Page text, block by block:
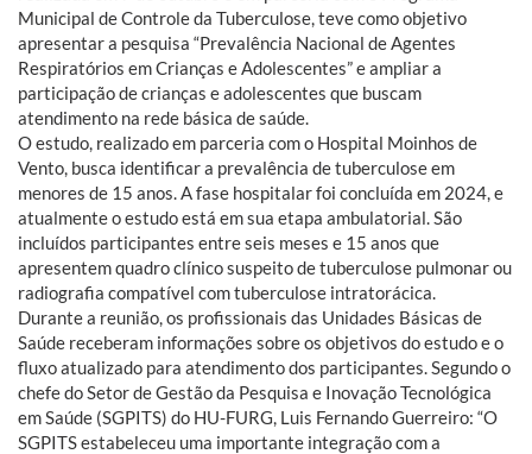
Municipal de Controle da Tuberculose, teve como objetivo
apresentar a pesquisa “Prevalência Nacional de Agentes
Respiratórios em Crianças e Adolescentes” e ampliar a
participação de crianças e adolescentes que buscam
atendimento na rede básica de saúde.
O estudo, realizado em parceria com o Hospital Moinhos de
Vento, busca identificar a prevalência de tuberculose em
menores de 15 anos. A fase hospitalar foi concluída em 2024, e
atualmente o estudo está em sua etapa ambulatorial. São
incluídos participantes entre seis meses e 15 anos que
apresentem quadro clínico suspeito de tuberculose pulmonar ou
radiografia compatível com tuberculose intratorácica.
Durante a reunião, os profissionais das Unidades Básicas de
Saúde receberam informações sobre os objetivos do estudo e o
fluxo atualizado para atendimento dos participantes. Segundo o
chefe do Setor de Gestão da Pesquisa e Inovação Tecnológica
em Saúde (SGPITS) do HU-FURG, Luis Fernando Guerreiro: “O
SGPITS estabeleceu uma importante integração com a